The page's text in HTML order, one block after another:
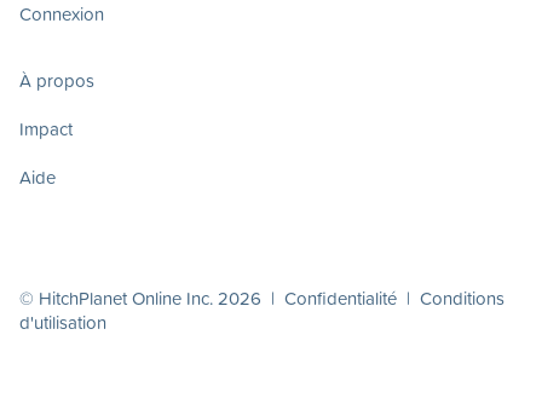
Connexion
À propos
Impact
Aide
© HitchPlanet Online Inc. 2026 | Confidentialité | Conditions
d'utilisation